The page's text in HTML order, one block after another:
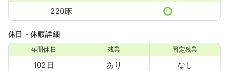
220床
休日・休暇詳細
年間休日
102日
残業
あり
固定残業
なし